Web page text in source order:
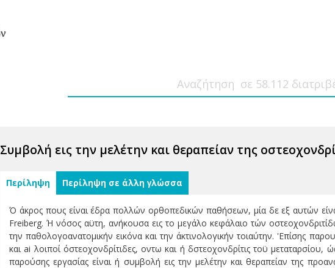
Συμβολή εις την μελέτην και θεραπείαν της
Περίληψη Περίληψη σε άλλη γλώσσα
Ό άκρος πους είναι έδρα πολλών ορθοπεδικών παθήσεων, μία δε εξ αυτών
Freiberg. Ή νόσος αϋτη, ανήκουσα εις το μεγάλο κεφάλαιο τών
την παθολογοανατομικήν εικόνα και την άκτινολογικήν τοιαύτην. 'Επίσης
και ai λοιποί όστεοχονδρίτιδες, οντω και ή δστεοχονδρίτις τοϋ μεταταρσίου,
παρούσης εργασίας είναι ή συμβολή εις την μελέτην και θεραπείαν της